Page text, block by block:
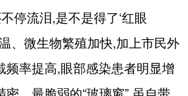
体育 文化
访谈 视频
流泪,是不是得了‘红眼
、微生物繁殖加快,加上市民外
频率提高,眼部感染患者明显增